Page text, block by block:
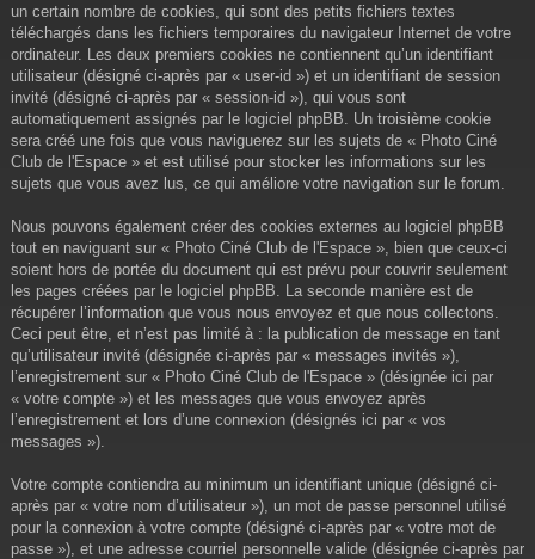
un certain nombre de cookies, qui sont des petits fichiers textes
téléchargés dans les fichiers temporaires du navigateur Internet de votre
ordinateur. Les deux premiers cookies ne contiennent qu’un identifiant
utilisateur (désigné ci-après par « user-id ») et un identifiant de session
invité (désigné ci-après par « session-id »), qui vous sont
automatiquement assignés par le logiciel phpBB. Un troisième cookie
sera créé une fois que vous naviguerez sur les sujets de « Photo Ciné
Club de l'Espace » et est utilisé pour stocker les informations sur les
sujets que vous avez lus, ce qui améliore votre navigation sur le forum.
Nous pouvons également créer des cookies externes au logiciel phpBB
tout en naviguant sur « Photo Ciné Club de l'Espace », bien que ceux-ci
soient hors de portée du document qui est prévu pour couvrir seulement
les pages créées par le logiciel phpBB. La seconde manière est de
récupérer l’information que vous nous envoyez et que nous collectons.
Ceci peut être, et n’est pas limité à : la publication de message en tant
qu’utilisateur invité (désignée ci-après par « messages invités »),
l’enregistrement sur « Photo Ciné Club de l'Espace » (désignée ici par
« votre compte ») et les messages que vous envoyez après
l’enregistrement et lors d’une connexion (désignés ici par « vos
messages »).
Votre compte contiendra au minimum un identifiant unique (désigné ci-
après par « votre nom d’utilisateur »), un mot de passe personnel utilisé
pour la connexion à votre compte (désigné ci-après par « votre mot de
passe »), et une adresse courriel personnelle valide (désignée ci-après par